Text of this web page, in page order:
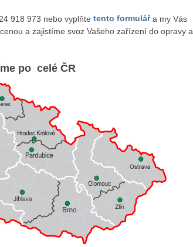
918 973 nebo vyplňte tento formulářa my Vás
a zajistíme svoz Vašeho zařízení do opravy a
po celé ČR